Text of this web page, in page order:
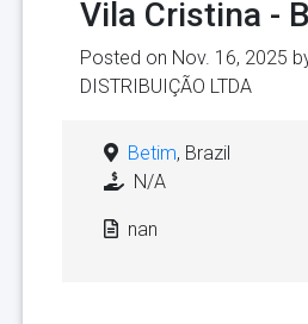
Vila Cristina -
Posted on Nov. 16, 2025
DISTRIBUIÇÃO LTDA
Betim, Brazil
N/A
nan